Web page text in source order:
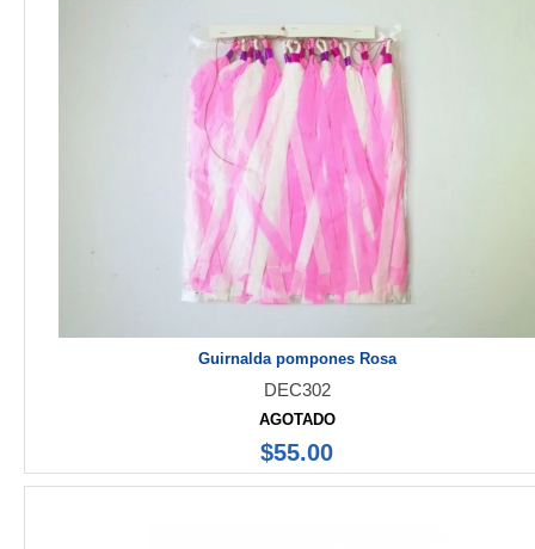
Guirnalda pompones Rosa
DEC302
AGOTADO
$55.00